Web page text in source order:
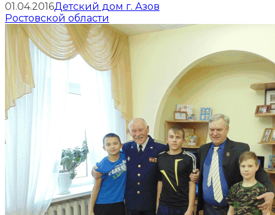
01.04.2016Детский дом г. Азов
Ростовской области